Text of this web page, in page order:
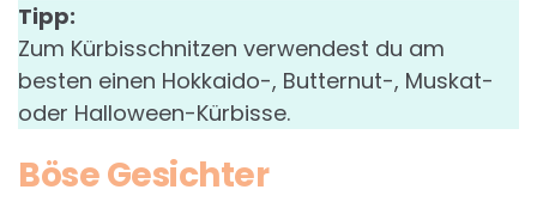
Tipp:
Zum Kürbisschnitzen verwendest du am
besten einen Hokkaido-, Butternut-, Muskat-
oder Halloween-Kürbisse.
Böse Gesichter